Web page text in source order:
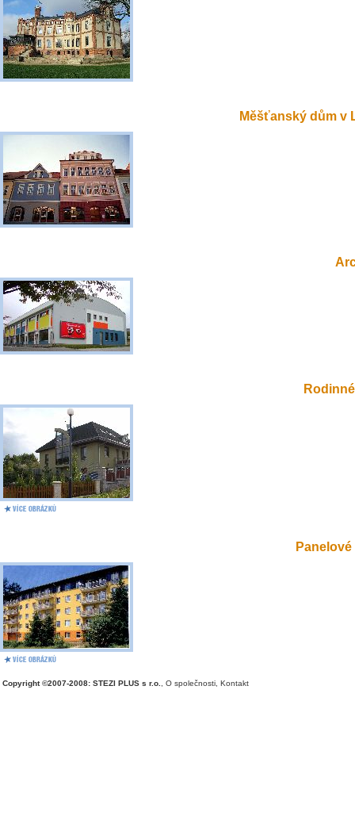
Měšťanský dům v
Panelové
Copyright ©2007-2008: STEZI PLUS s r.o. O společnosti Kontakt